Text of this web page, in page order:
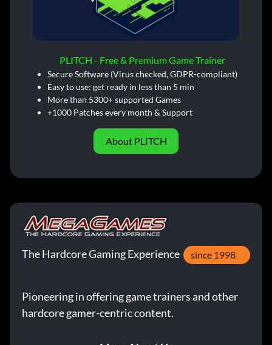
PLITCH - Free & Premium Game Trainer
Secure Software (Virus checked, GDPR-compliant)
Easy to use: get ready in less than 5 min
More than 5300+ supported Games
+1000 Patches every month & Support
About PLITCH
The Hardcore Gaming Experience since 1998
Pioneering in offering game trainers and other
hardcore gamer-centric content.